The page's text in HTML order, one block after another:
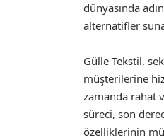
dünyasında
alternatifler
Gülle Tekstil,
müşterilerine
zamanda rahat
süreci, son
özelliklerinin